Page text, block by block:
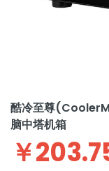
酷冷至尊
脑中塔机箱
￥